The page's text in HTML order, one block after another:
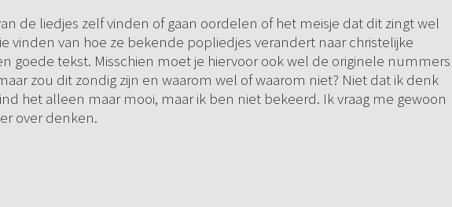
de liedjes zelf vinden of gaan oordelen of het meisje dat dit zingt wel
vinden van hoe ze bekende popliedjes verandert naar christelijke
goede tekst. Misschien moet je hiervoor ook wel de originele nummers
zou dit zondig zijn en waarom wel of waarom niet? Niet dat ik denk
het alleen maar mooi, maar ik ben niet bekeerd. Ik vraag me gewoon
over denken.